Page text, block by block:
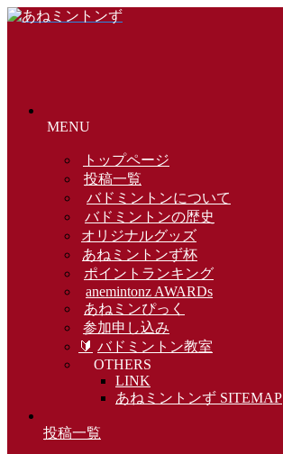
MENU
トップページ
投稿一覧
バドミントンについて
バドミントンの歴史
オリジナルグッズ
あねミントンず杯
ポイントランキング
anemintonz AWARDs
あねミンぴっく
参加申し込み
🔰 バドミントン教室
OTHERS
LINK
あねミントンず SITEMAP
投稿一覧